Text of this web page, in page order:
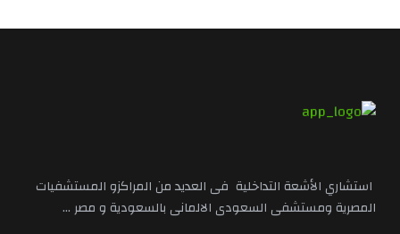
استشاري الأشعة التداخلية فى العديد من المراكزو المستشفيات
المصرية ومستشفى السعودى الالمانى بالسعودية و مصر ...